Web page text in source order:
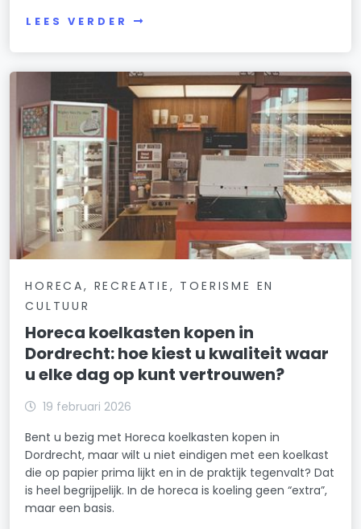
LEES VERDER
HORECA, RECREATIE, TOERISME EN
CULTUUR
Horeca koelkasten kopen in
Dordrecht: hoe kiest u kwaliteit waar
u elke dag op kunt vertrouwen?
19 februari 2026
Bent u bezig met Horeca koelkasten kopen in
Dordrecht, maar wilt u niet eindigen met een koelkast
die op papier prima lijkt en in de praktijk tegenvalt? Dat
is heel begrijpelijk. In de horeca is koeling geen “extra”,
maar een basis.